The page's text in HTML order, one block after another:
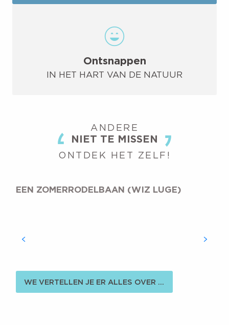
Ontsnappen
IN HET HART VAN DE NATUUR
ANDERE
NIET TE MISSEN
ONTDEK HET ZELF!
EEN ZOMERRODELBAAN (WIZ LUGE)
WE VERTELLEN JE ER ALLES OVER ...